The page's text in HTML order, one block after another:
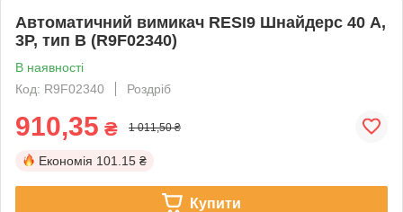
Автоматичний вимикач RESI9 Шнайдерc 40 А,
3P, тип В (R9F02340)
В наявності
Код: R9F02340
Роздріб
910,35 ₴ 1 011,50 ₴
Економія 101.15 ₴
Купити